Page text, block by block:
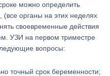
можно определить
(все органы на этих неделях
своевременные действия
УЗИ на первом триместре
вопросы:
точный срок беременности;